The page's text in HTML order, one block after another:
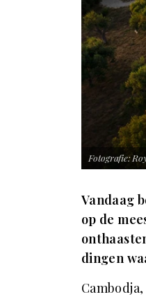
Fotografie:
Vandaag
op de
dingen